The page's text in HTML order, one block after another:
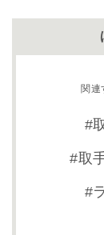
関連
取